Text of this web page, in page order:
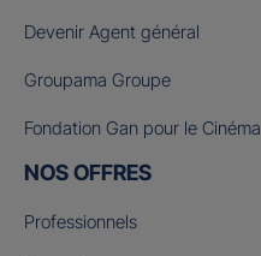
Devenir Agent général
Groupama Groupe
Fondation Gan pour le Cinéma
NOS OFFRES
Professionnels